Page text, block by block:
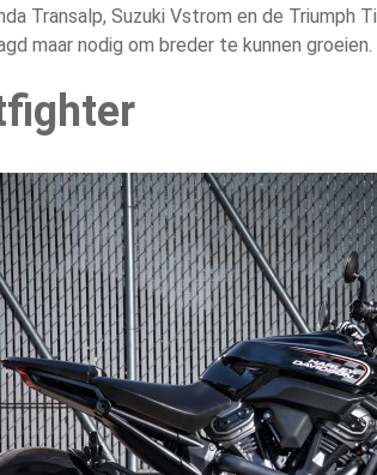
Transalp, Suzuki Vstrom en de
maar nodig om breder te kunnen groeien.